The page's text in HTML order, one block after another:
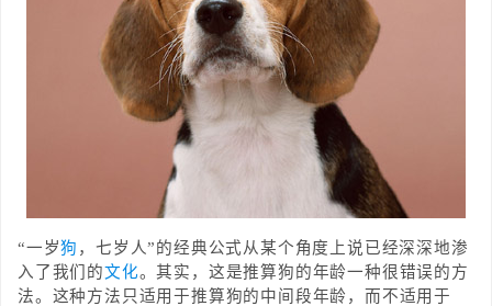
“一岁狗 ，七岁人”的经典公式从某个角度上说已经深深地渗
入了我们的文化。其实，这是推算狗的年龄一种很错误的方
法。这种方法只适用于推算狗的中间段年龄，而不适用于